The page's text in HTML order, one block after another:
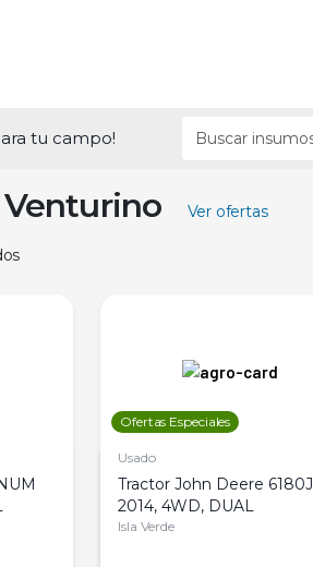
tu campo!
Venturino Ver ofertas
Ofertas Especiales
Usado
Tractor John Deere
2014, 4WD, DUAL
Isla Verde